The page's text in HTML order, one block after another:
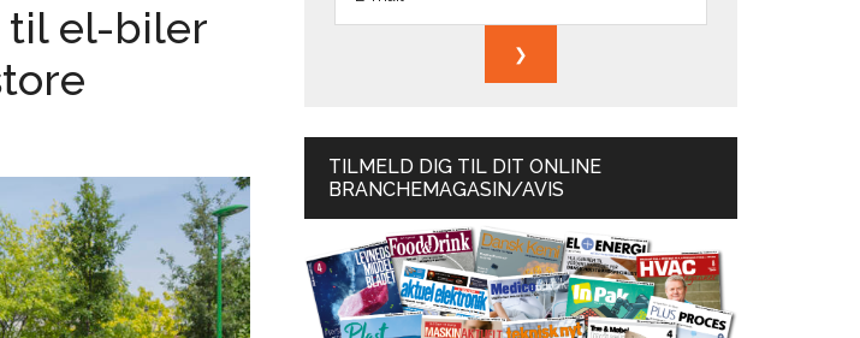
til el-biler
TILMELD DIG TIL DIT ONLINE
BRANCHEMAGASIN/AVIS